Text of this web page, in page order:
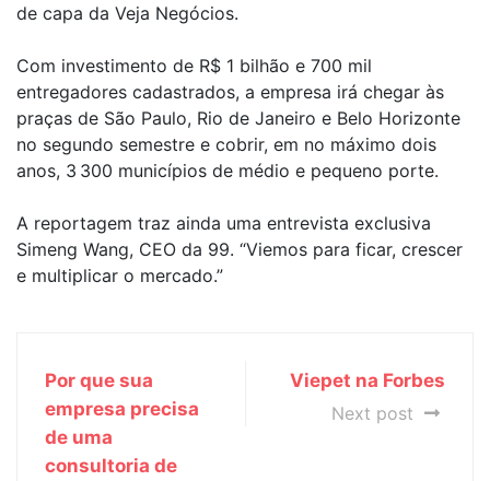
de capa da Veja Negócios.
Com investimento de R$ 1 bilhão e 700 mil
entregadores cadastrados, a empresa irá chegar às
praças de São Paulo, Rio de Janeiro e Belo Horizonte
no segundo semestre e cobrir, em no máximo dois
anos, 3 300 municípios de médio e pequeno porte.
A reportagem traz ainda uma entrevista exclusiva
Simeng Wang, CEO da 99. “Viemos para ficar, crescer
e multiplicar o mercado.”
Por que sua
empresa precisa
de uma
consultoria de
Viepet na Forbes
Next post